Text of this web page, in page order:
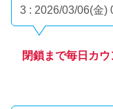
3 : 2026/03/06(金)
閉鎖まで毎日カ